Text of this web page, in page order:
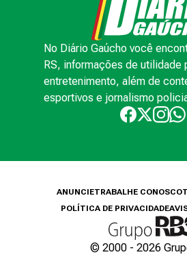
No Diário Gaúcho você
RS, informações de utilidade
entretenimento, além de
esportivos e jornalismo
ANUNCIETRABALHE CONOSCO
POLÍTICA DE PRIVACIDADE
© 2000 - 2026